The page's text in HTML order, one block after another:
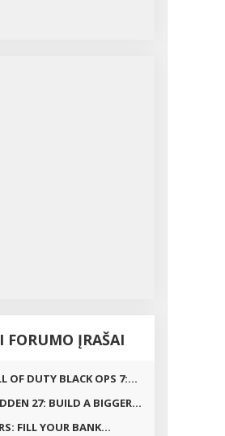
FORUMO ĮRAŠAI
OF DUTY BLACK OPS 7:...
27: BUILD A BIGGER...
FILL YOUR BANK...